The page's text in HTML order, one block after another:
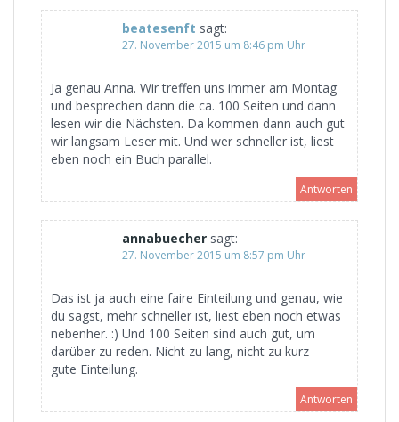
beatesenft sagt:
27. November 2015 um 8:46 pm Uhr
Ja genau Anna. Wir treffen uns immer am Montag
und besprechen dann die ca. 100 Seiten und dann
lesen wir die Nächsten. Da kommen dann auch gut
wir langsam Leser mit. Und wer schneller ist, liest
eben noch ein Buch parallel.
Antworten
annabuecher sagt:
27. November 2015 um 8:57 pm Uhr
Das ist ja auch eine faire Einteilung und genau, wie
du sagst, mehr schneller ist, liest eben noch etwas
nebenher. :) Und 100 Seiten sind auch gut, um
darüber zu reden. Nicht zu lang, nicht zu kurz –
gute Einteilung.
Antworten